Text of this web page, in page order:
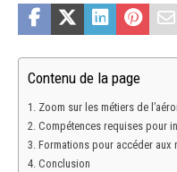
Contenu de la page
Zoom sur les métiers de
Compétences requises pour
Formations pour accéder aux
Conclusion